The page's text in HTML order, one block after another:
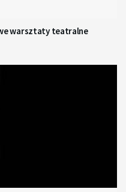
warsztaty teatralne